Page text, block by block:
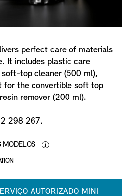
perfect care of materials
It includes plastic care
top cleaner (500 ml),
for the convertible soft top
remover (200 ml).
2 298 267.
MODELOS
AUTORIZADO MINI